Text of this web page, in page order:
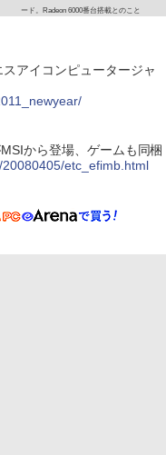
ード。Radeon 6000番台搭載とのこと
アイコンピュータージャ
から登場、ゲームも同梱
etc_efimb.html